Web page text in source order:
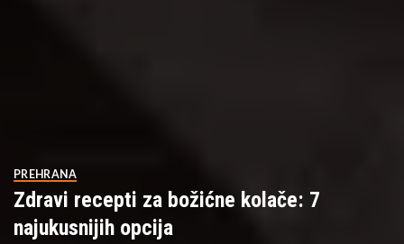
PREHRANA
Zdravi recepti za božićne kolače: 7
najukusnijih opcija